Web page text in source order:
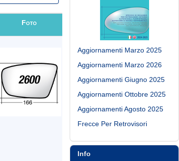
Foto
Aggiornamenti Marzo 2025
Aggiornamenti Marzo 2026
Aggiornamenti Giugno 2025
Aggiornamenti Ottobre 2025
Aggiornamenti Agosto 2025
Frecce Per Retrovisori
Info